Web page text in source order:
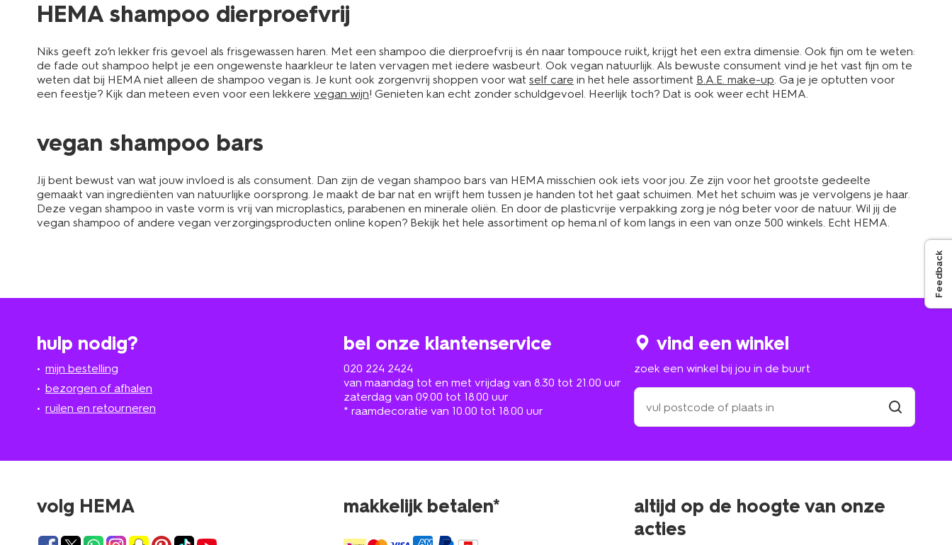
Feedback
HEMA shampoo dierproefvrij
Niks geeft zo’n lekker fris gevoel als frisgewassen haren. Met een shampoo die dierproefvrij is én naar tompouce ruikt, krijgt het een extra dimensie. Ook fijn om te weten:
de fade out shampoo helpt je een ongewenste haarkleur te laten vervagen met iedere wasbeurt. Ook vegan natuurlijk. Als bewuste consument vind je het vast fijn om te
weten dat bij HEMA niet alleen de shampoo vegan is. Je kunt ook zorgenvrij shoppen voor wat self care in het hele assortiment B.A.E. make-up. Ga je je optutten voor
een feestje? Kijk dan meteen even voor een lekkere vegan wijn! Genieten kan echt zonder schuldgevoel. Heerlijk toch? Dat is ook weer echt HEMA.
vegan shampoo bars
Jij bent bewust van wat jouw invloed is als consument. Dan zijn de vegan shampoo bars van HEMA misschien ook iets voor jou. Ze zijn voor het grootste gedeelte
gemaakt van ingrediënten van natuurlijke oorsprong. Je maakt de bar nat en wrijft hem tussen je handen tot het gaat schuimen. Met het schuim was je vervolgens je haar.
Deze vegan shampoo in vaste vorm is vrij van microplastics, parabenen en minerale oliën. En door de plasticvrije verpakking zorg je nóg beter voor de natuur. Wil jij de
vegan shampoo of andere vegan verzorgingsproducten online kopen? Bekijk het hele assortiment op hema.nl of kom langs in een van onze 500 winkels. Echt HEMA.
hulp nodig?
mijn bestelling
bezorgen of afhalen
ruilen en retourneren
bel onze klantenservice
020 224 2424
van maandag tot en met vrijdag van 8.30 tot 21.00 uur
zaterdag van 09.00 tot 18.00 uur
* raamdecoratie van 10.00 tot 18.00 uur
vind een winkel
zoek een winkel bij jou in de buurt
zoek
een
winkel
in
volg HEMA makkelijk betalen*
altijd op de hoogte van onze
acties